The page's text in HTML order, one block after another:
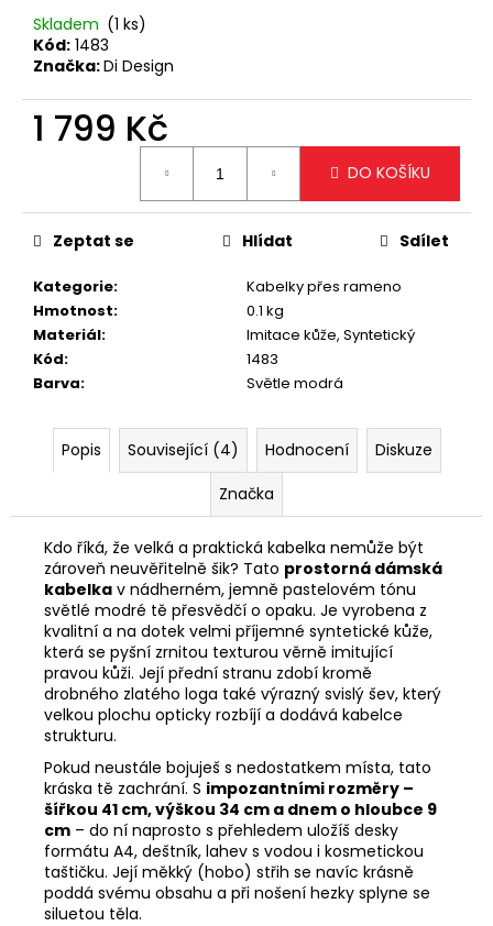
Skladem (1 ks)
Kód: 1483
Značka:Di Design
1 799 Kč
DO KOŠÍKU
Kategorie:
Kabelky přes rameno
Hmotnost:
0.1 kg
Materiál:
Imitace kůže, Syntetický
Kód:
1483
Barva: Světle modrá
Zeptat se Hlídat Sdílet
Popis Související (4) Hodnocení
Diskuze
Značka
Kdo říká, že velká a praktická kabelka nemůže být
zároveň neuvěřitelně šik? Tato prostorná dámská
kabelka v nádherném, jemně pastelovém tónu
světlé modré tě přesvědčí o opaku. Je vyrobena z
kvalitní a na dotek velmi příjemné syntetické kůže,
která se pyšní zrnitou texturou věrně imitující
pravou kůži. Její přední stranu zdobí kromě
drobného zlatého loga také výrazný svislý šev, který
velkou plochu opticky rozbíjí a dodává kabelce
strukturu.
Pokud neustále bojuješ s nedostatkem místa, tato
kráska tě zachrání. S impozantními rozměry –
šířkou 41 cm, výškou 34 cm a dnem o hloubce 9
cm – do ní naprosto s přehledem uložíš desky
formátu A4, deštník, lahev s vodou i kosmetickou
taštičku. Její měkký (hobo) střih se navíc krásně
poddá svému obsahu a při nošení hezky splyne se
siluetou těla.
m
e
STYLOVÁ
BÍLÁ
Kč